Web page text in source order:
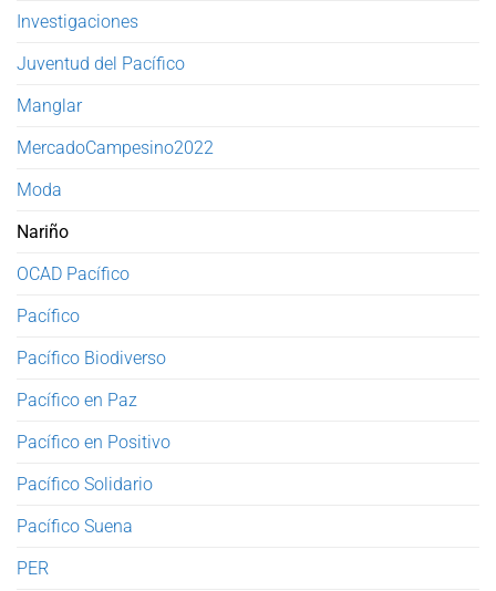
Investigaciones
Juventud del Pacífico
Manglar
MercadoCampesino2022
Moda
Nariño
OCAD Pacífico
Pacífico
Pacífico Biodiverso
Pacífico en Paz
Pacífico en Positivo
Pacífico Solidario
Pacífico Suena
PER